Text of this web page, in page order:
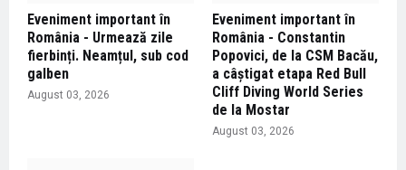
Eveniment important în
România - Urmează zile
fierbinți. Neamțul, sub cod
galben
August 03, 2026
Eveniment important în
România - Constantin
Popovici, de la CSM Bacău,
a câștigat etapa Red Bull
Cliff Diving World Series
de la Mostar
August 03, 2026